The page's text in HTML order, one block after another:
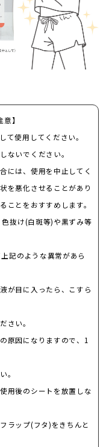
】
て使用してください。
ないでください。
には、使用を中止してく
を悪化させることがあり
ことをおすすめします。
抜け(白斑等)や黒ずみ等
記のような異常があら
が目に入ったら、こすら
さい。
原因になりますので、1
。
用後のシートを放置しな
ラップ(フタ)をきちんと